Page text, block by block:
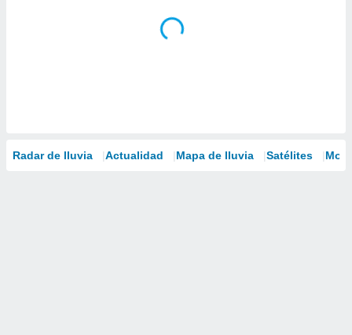
Radar de lluvia Actualidad Mapa de lluvia Satélites